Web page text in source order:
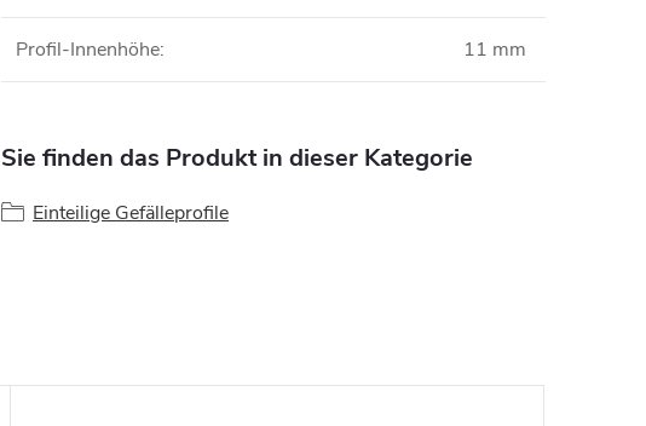
Profil-Innenhöhe: 11 mm
Sie finden das Produkt in dieser Kategorie
Einteilige Gefälleprofile